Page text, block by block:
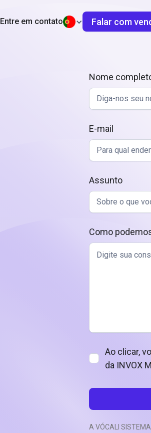
Entre em contato Falar com
Nome
E-mail
Assunto
Como
Ao clicar,
da INVOX
A VÓCALI